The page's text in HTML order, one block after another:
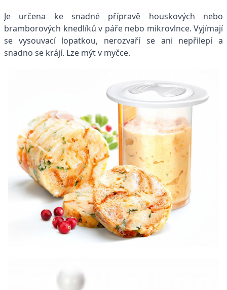
Je určena ke snadné přípravě houskových nebo
bramborových knedlíků v páře nebo mikrovlnce. Vyjímají
se vysouvací lopatkou, nerozvaří se ani nepřilepí a
snadno se krájí. Lze mýt v myčce.